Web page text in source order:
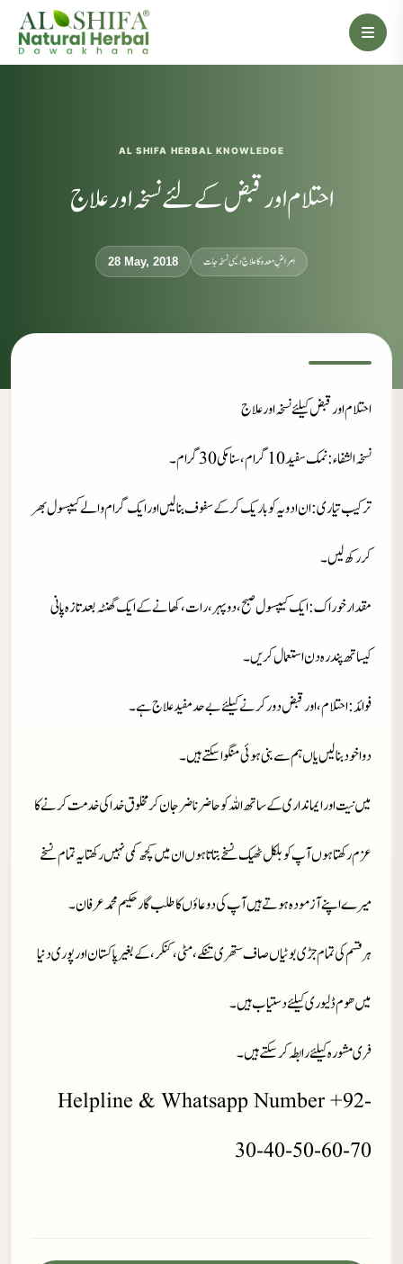
AL SHIFA HERBAL KNOWLEDGE
احتلام اور قبض کےلئے نسخہ اور علاج
28 May, 2018 امراضِ معدہ کا علاج دیسی نسخہ جات
احتلام اور قبض کیلئے نسخہ اور علاج
نسخہ الشفاء: نمک سفید 10 گرام، سنامکی 30 گرام۔
ترکیب تیاری: ان ادویہ کو باریک کرکے سفوف بنالیں اور ایک گرام والے کیپسول بھر
کر رکھ لیں۔
مقدار خوراک: ایک کیپسول صبح، دوپہر، رات، کھانے کے ایک گھنٹہ بعد تازہ پانی
کیساتھ پندرہ دن استعمال کریں۔
فوائد: احتلام، اور قبض دور کرنے کیلئے بے حد مفید علاج ہے۔
دوا خود بنا لیں یاں ہم سے بنی ہوئی منگوا سکتے ہیں۔
میں نیت اور ایمانداری کے ساتھ اللہ کو حاضر ناضر جان کر مخلوق خدا کی خدمت کرنے کا
عزم رکھتا ہوں آپ کو بلکل ٹھیک نسخے بتاتا ہوں ان میں کچھ کمی نہیں رکھتا یہ تمام نسخے
میرے اپنے آزمودہ ہوتے ہیں آپ کی دوعاؤں کا طلب گار حکیم محمد عرفان۔
ہر قسم کی تمام جڑی بوٹیاں صاف ستھری تنکے، مٹی، کنکر، کے بغیر پاکستان اور پوری دنیا
میں ھوم ڈلیوری کیلئے دستیاب ہیں ۔
فری مشورہ کیلئے رابطہ کر سکتے ہیں۔
Helpline & Whatsapp Number +92-
30-40-50-60-70